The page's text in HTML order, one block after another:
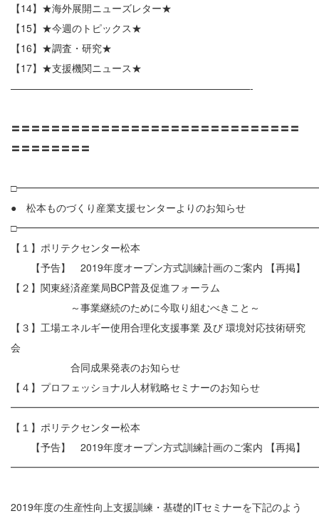
【14】★海外展開ニューズレター★
【15】★今週のトピックス★
【16】★調査・研究★
【17】★支援機関ニュース★
————————————————————————-
〓〓〓〓〓〓〓〓〓〓〓〓〓〓〓〓〓〓〓〓〓〓〓〓〓〓〓〓〓
〓〓〓〓〓〓〓〓
● 松本ものづくり産業支援センターよりのお知らせ
【１】ポリテクセンター松本
【予告】 2019年度オープン方式訓練計画のご案内 【再掲】
【２】関東経済産業局BCP普及促進フォーラム
～事業継続のために今取り組むべきこと～
【３】工場エネルギー使用合理化支援事業 及び 環境対応技術研究
会
合同成果発表のお知らせ
【４】プロフェッショナル人材戦略セミナーのお知らせ
【１】ポリテクセンター松本
【予告】 2019年度オープン方式訓練計画のご案内 【再掲】
2019年度の生産性向上支援訓練・基礎的ITセミナーを下記のよう